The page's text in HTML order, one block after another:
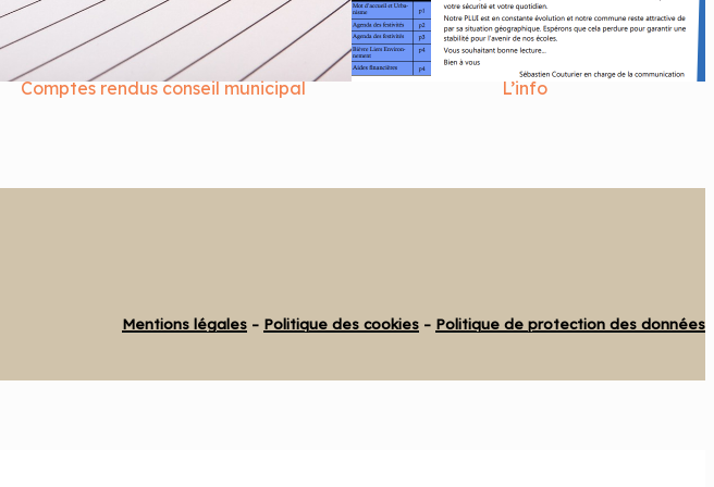
Comptes rendus conseil municipal L’info
Mentions légales – Politique des cookies – Politique de protection des données